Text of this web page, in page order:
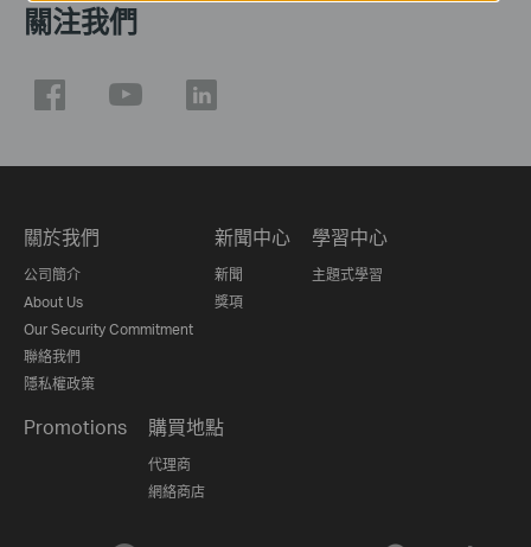
關注我們
關於我們
公司簡介
About Us
Our Security Commitment
聯絡我們
隱私權政策
新聞中心
新聞
獎項
學習中心
主題式學習
Promotions 購買地點
代理商
網絡商店